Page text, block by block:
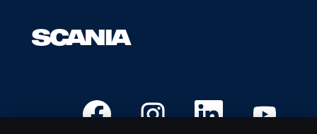
ー
で
新
し
い
新
し
い
新
し
い
し
い